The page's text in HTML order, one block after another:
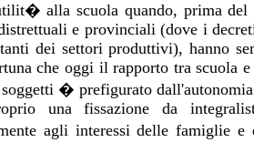
alla scuola quando, prima
e provinciali (dove i
dei settori produttivi), hanno
che oggi il rapporto tra scuola
� prefigurato
una fissazione da
agli interessi delle famiglie